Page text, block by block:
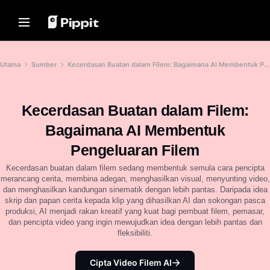
Home
Penyelesaian
Sumber
Hab Kandungan
Model AI
Penyelesaian
Penyelesaian Video Satu
Klik
Cipta video pemasaran yang
menarik secara segera dengan
memasukkan pautan produk atau
memuat naik visual dengan
Sumber
Komuniti
Pengurus Iklan TikTok
Kisah KraftGeek
Kisah Paw Smart
Kisah Sleep Shop
Kisah 2911 Studio Art
Kisah Lover Brand Fashion
Pusat Bantuan
Hab Kandungan
Petua Imej
Tukar Latar Belakang Gambar
Dalam Talian
8 Pengubah Saiz Imej Pukal
Petua Latar Belakang Telus
Petua Promosi
Buat Video Promo Penggalak
Jualan
10 Idea Video Promo
Laman Web Templat Video
Promo Terbaik
Model AI
Model AI
Seedream
Seedance
Nano Banana Pro
Utama Sumber Kecerdasan Buatan dalam Filem: Bagaimana AI Membentuk Pengeluaran Filem
Kecerdasan Buatan dalam Filem:
Bagaimana AI Membentuk
Pengeluaran Filem
Kecerdasan buatan dalam filem sedang membentuk semula cara pencipta
merancang cerita, membina adegan, menghasilkan visual, menyunting video,
dan menghasilkan kandungan sinematik dengan lebih pantas. Daripada idea
skrip dan papan cerita kepada klip yang dihasilkan AI dan sokongan pasca
produksi, AI menjadi rakan kreatif yang kuat bagi pembuat filem, pemasar,
dan pencipta video yang ingin mewujudkan idea dengan lebih pantas dan
fleksibiliti.
Cipta Video Filem AI